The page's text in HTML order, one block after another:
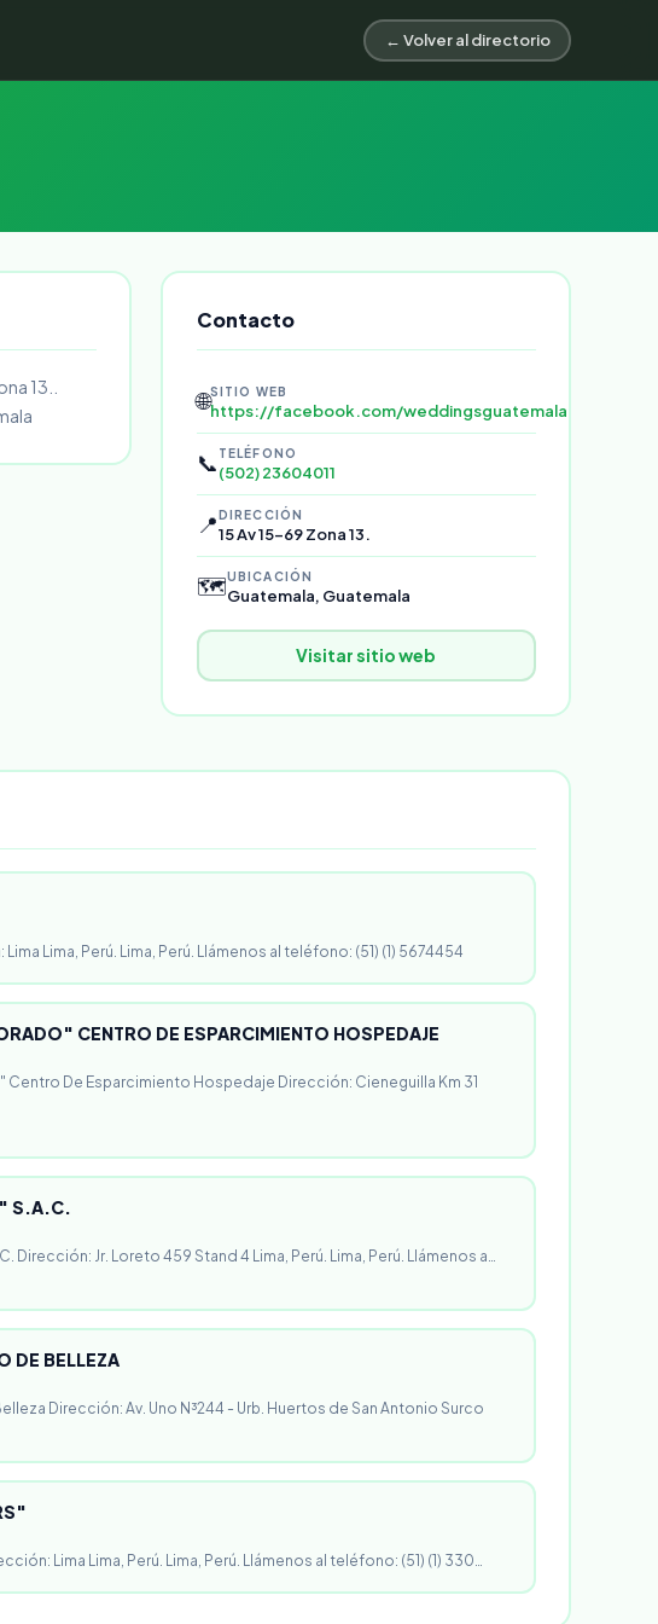
← Volver al directorio
13..
Contacto
🌐SITIO WEB
https://facebook.com/weddingsguatemala
📞 TELÉFONO
(502) 23604011
📍DIRECCIÓN
15 Av 15-69 Zona 13.
🗺️UBICACIÓN
Guatemala, Guatemala
Visitar sitio web
Lima, Perú. Lima, Perú. Llámenos al teléfono: (51) (1) 5674454
CENTRO DE ESPARCIMIENTO HOSPEDAJE
De Esparcimiento Hospedaje Dirección: Cieneguilla Km 31
S.A.C.
Dirección: Jr. Loreto 459 Stand 4 Lima, Perú. Lima, Perú. Llámenos a…
DE BELLEZA
Dirección: Av. Uno N³244 - Urb. Huertos de San Antonio Surco
Lima Lima, Perú. Lima, Perú. Llámenos al teléfono: (51) (1) 330…